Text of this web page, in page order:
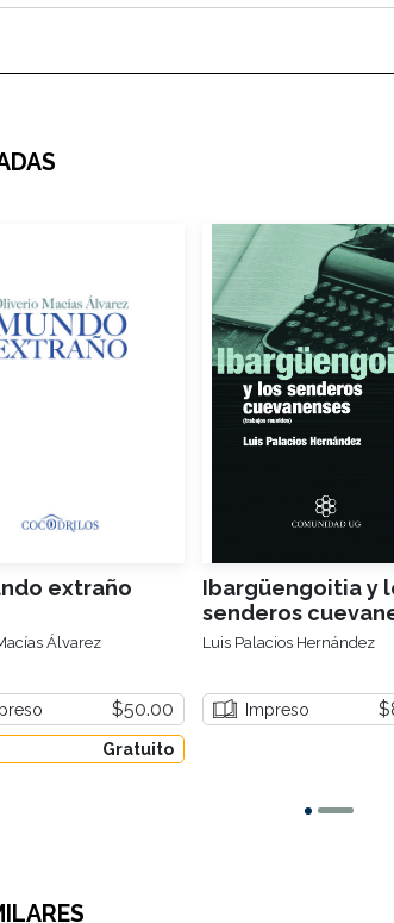
extraño
Álvarez
$50.00
Gratuito
Ibargüengoitia y
senderos
Luis Palacios Hernández
Impreso